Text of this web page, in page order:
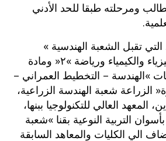
ومرحلته طبقا للحد الأدني
التي تقبل الشعبة الهندسية‮ »
والكيمياء ورياضة‮ »٢« ‬ومادة
»‬الهندسة‮ – ‬التخطيط العمراني‮ –
‬الزراعة شعبة الهندسة الزراعية،‮
‬المعهد العالي للتكنولوجيا ببنها،‮
التربية النوعية بقنا‮ »‬شعبة
الي الكليات والمعاهد السابقة